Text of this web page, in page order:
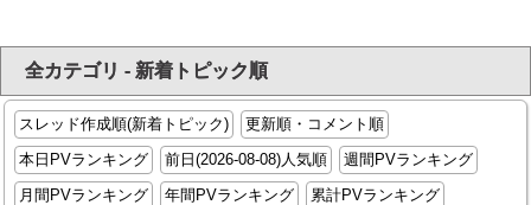
全カテゴリ - 新着トピック順
スレッド作成順(新着トピック)
更新順・コメント順
本日PVランキング
前日(2026-08-08)人気順
週間PVランキング
月間PVランキング
年間PVランキング
累計PVランキング